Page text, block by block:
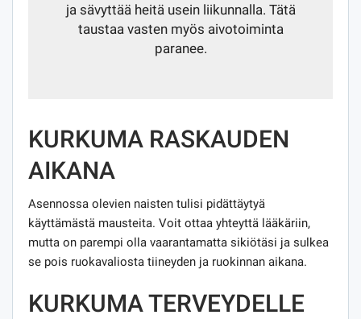
ja sävyttää heitä usein liikunnalla. Tätä
taustaa vasten myös aivotoiminta
paranee.
KURKUMA RASKAUDEN
AIKANA
Asennossa olevien naisten tulisi pidättäytyä
käyttämästä mausteita. Voit ottaa yhteyttä lääkäriin,
mutta on parempi olla vaarantamatta sikiötäsi ja sulkea
se pois ruokavaliosta tiineyden ja ruokinnan aikana.
KURKUMA TERVEYDELLE